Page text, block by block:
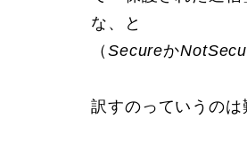
な、と
（ Secureか
訳すのっていうのは